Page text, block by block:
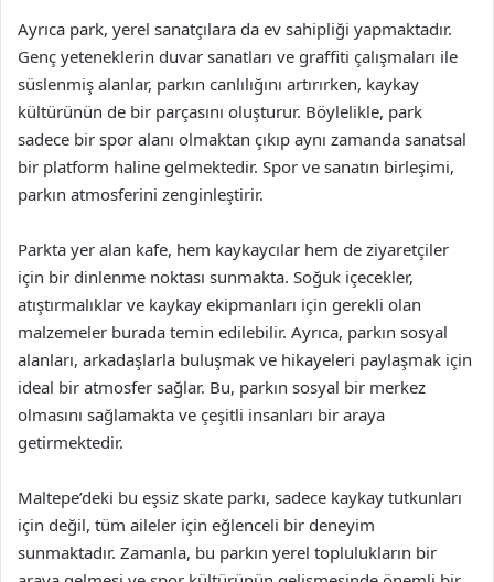
Ayrıca park, yerel sanatçılara da ev sahipliği yapmaktadır.
Genç yeteneklerin duvar sanatları ve graffiti çalışmaları ile
süslenmiş alanlar, parkın canlılığını artırırken, kaykay
kültürünün de bir parçasını oluşturur. Böylelikle, park
sadece bir spor alanı olmaktan çıkıp aynı zamanda sanatsal
bir platform haline gelmektedir. Spor ve sanatın birleşimi,
parkın atmosferini zenginleştirir.
Parkta yer alan kafe, hem kaykaycılar hem de ziyaretçiler
için bir dinlenme noktası sunmakta. Soğuk içecekler,
atıştırmalıklar ve kaykay ekipmanları için gerekli olan
malzemeler burada temin edilebilir. Ayrıca, parkın sosyal
alanları, arkadaşlarla buluşmak ve hikayeleri paylaşmak için
ideal bir atmosfer sağlar. Bu, parkın sosyal bir merkez
olmasını sağlamakta ve çeşitli insanları bir araya
getirmektedir.
Maltepe’deki bu eşsiz skate parkı, sadece kaykay tutkunları
için değil, tüm aileler için eğlenceli bir deneyim
sunmaktadır. Zamanla, bu parkın yerel toplulukların bir